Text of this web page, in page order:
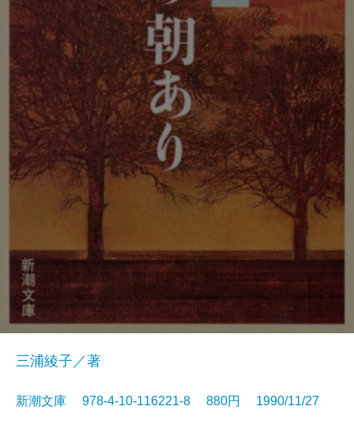
三浦綾子／著
新潮文庫 978-4-10-116221-8 880円 1990/11/27